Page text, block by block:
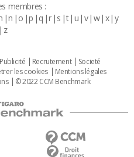
membres :
n o p q r s t u v w x y
z
Publicité Recrutement
Societé
les cookies
Mentions légales
© 2022 CCM Benchmark